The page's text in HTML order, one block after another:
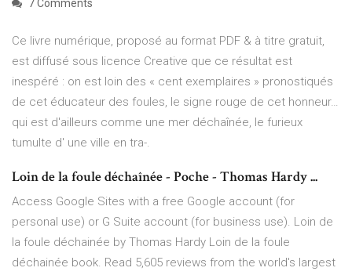
7 Comments
Ce livre numérique, proposé au format PDF & à titre gratuit,
est diffusé sous licence Creative que ce résultat est
inespéré : on est loin des « cent exemplaires » pronostiqués
de cet éducateur des foules, le signe rouge de cet honneur…
qui est d'ailleurs comme une mer déchaînée, le furieux
tumulte d' une ville en tra-.
Loin de la foule déchaînée - Poche - Thomas Hardy ...
Access Google Sites with a free Google account (for
personal use) or G Suite account (for business use). Loin de
la foule déchainée by Thomas Hardy Loin de la foule
déchainée book. Read 5,605 reviews from the world's largest